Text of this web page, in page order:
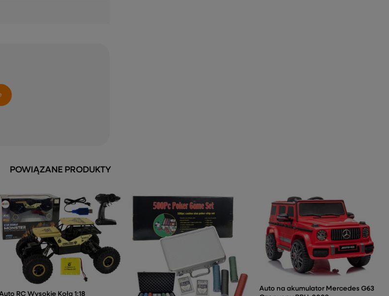
POWIĄZANE PRODUKTY
RC Wysokie Koła 1:18
Auto na akumulator Mercedes G63